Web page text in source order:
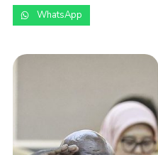
WhatsApp